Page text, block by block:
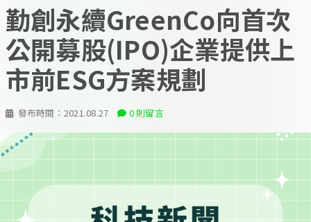
發布時間： 2021.08.27 0 則留言
勤創永續GreenCo向首次
公開募股(IPO)企業提供上
市前ESG方案規劃